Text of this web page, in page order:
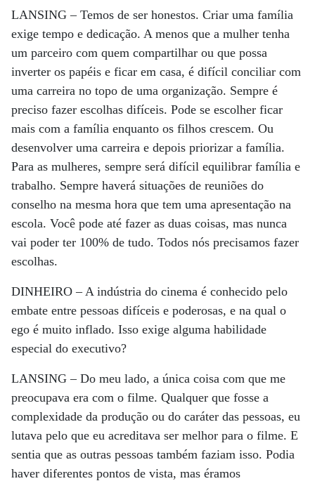
LANSING –Temos de ser honestos. Criar uma família
exige tempo e dedicação. A menos que a mulher tenha
um parceiro com quem compartilhar ou que possa
inverter os papéis e ficar em casa, é difícil conciliar com
uma carreira no topo de uma organização. Sempre é
preciso fazer escolhas difíceis. Pode se escolher ficar
mais com a família enquanto os filhos crescem. Ou
desenvolver uma carreira e depois priorizar a família.
Para as mulheres, sempre será difícil equilibrar família e
trabalho. Sempre haverá situações de reuniões do
conselho na mesma hora que tem uma apresentação na
escola. Você pode até fazer as duas coisas, mas nunca
vai poder ter 100% de tudo. Todos nós precisamos fazer
escolhas.
DINHEIRO –A indústria do cinema é conhecido pelo
embate entre pessoas difíceis e poderosas, e na qual o
ego é muito inflado. Isso exige alguma habilidade
especial do executivo?
LANSING –Do meu lado, a única coisa com que me
preocupava era com o filme. Qualquer que fosse a
complexidade da produção ou do caráter das pessoas, eu
lutava pelo que eu acreditava ser melhor para o filme. E
sentia que as outras pessoas também faziam isso. Podia
haver diferentes pontos de vista, mas éramos